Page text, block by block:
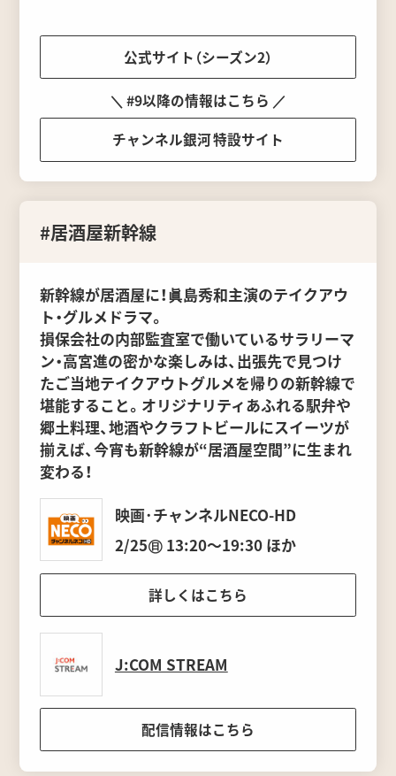
公式サイト（シーズン2）
＼ #9以降の情報はこちら ／
チャンネル銀河 特設サイト
#居酒屋新幹線
新幹線が居酒屋に！眞島秀和主演のテイクアウ
ト・グルメドラマ。
損保会社の内部監査室で働いているサラリーマ
ン・高宮進の密かな楽しみは、出張先で見つけ
たご当地テイクアウトグルメを帰りの新幹線で
堪能すること。オリジナリティあふれる駅弁や
郷土料理、地酒やクラフトビールにスイーツが
揃えば、今宵も新幹線が“居酒屋空間”に生まれ
変わる！
映画･チャンネルNECO-HD
2/25㊐ 13:20〜19:30 ほか
詳しくはこちら
J:COM STREAM
配信情報はこちら